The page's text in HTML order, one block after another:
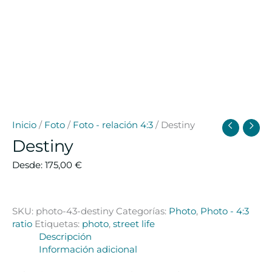
Inicio / Foto / Foto - relación 4:3 / Destiny
Destiny
Desde: 175,00 €
SKU: photo-43-destiny Categorías: Photo, Photo - 4:3
ratio Etiquetas: photo, street life
Descripción
Información adicional